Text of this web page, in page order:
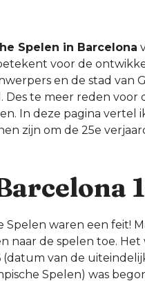
Spelen in Barcelona
voor de
en de stad van
te meer reden voor
In deze pagina vertel
zijn om de 25e
Spelen waren een feit!
naar de spelen toe. Het
(datum van de
Spelen) was